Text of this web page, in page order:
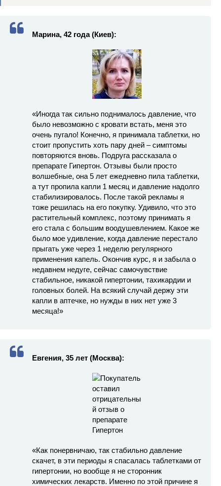
Марина, 42 года (Киев):
«Иногда так сильно поднималось давление, что
было невозможно с кровати встать, меня это
очень пугало! Конечно, я принимала таблетки, но
стоит пропустить хоть пару дней – симптомы
повторяются вновь. Подруга рассказала о
препарате Гипертон. Отзывы были просто
волшебные, она 5 лет ежедневно пила таблетки,
а тут пропила капли 1 месяц и давление надолго
стабилизировалось. После такой рекламы я
тоже решилась на его покупку. Удивило, что это
растительный комплекс, поэтому принимать я
его стала с большим воодушевлением. Какое же
было мое удивление, когда давление перестало
прыгать уже через 1 неделю регулярного
применения капель. Окончив курс, я и забыла о
недавнем недуге, сейчас самочувствие
стабильное, никакой гипертонии, тахикардии и
головных болей. На всякий случай держу эти
капли в аптечке, но нужды в них нет уже 3
месяца!»
Евгения, 35 лет (Москва):
«Как понервничаю, так стабильно давление
скачет, в эти периоды я спасалась таблетками от
гипертонии, но вообще я не сторонник
химических лекарств. Именно по этой причине я